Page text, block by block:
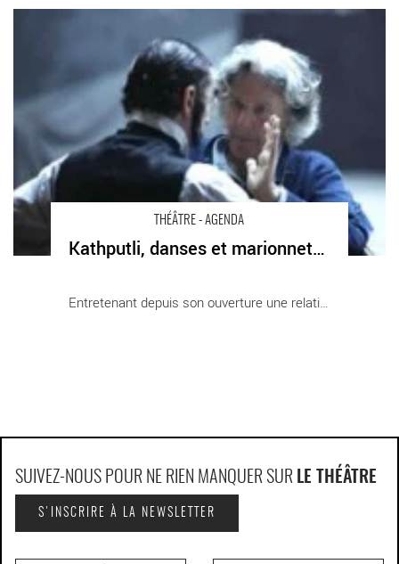
THÉÂTRE - AGENDA
Kathputli, danses et marionnettes du Rajasthan
Entretenant depuis son ouverture une relation [...]
Kathputli, danses et marionnettes du Rajasthan
- Critique sortie Théâtre
SUIVEZ-NOUS POUR NE RIEN MANQUER SUR LE THÉÂTRE
S'INSCRIRE À LA NEWSLETTER